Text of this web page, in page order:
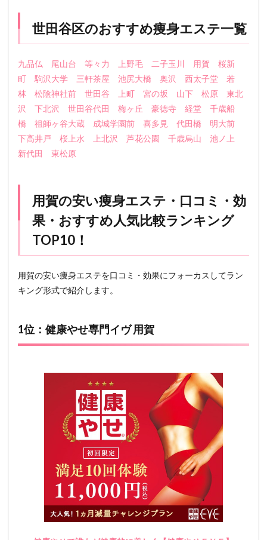
世田谷区のおすすめ痩身エステ一覧
九品仏 尾山台 等々力 上野毛 二子玉川 用賀
桜新
町
駒沢大学 三軒茶屋 池尻大橋 奥沢 西太子堂
若
林
松陰神社前 世田谷 上町 宮の坂 山下 松原
東北
沢
下北沢 世田谷代田 梅ヶ丘 豪徳寺 経堂
千歳船
橋
祖師ヶ谷大蔵 成城学園前 喜多見 代田橋
明大前
下高井戸
桜上水 上北沢 芦花公園 千歳烏山
池ノ上
新代田
東松原
用賀の安い痩身エステ・口コミ・効
果・おすすめ人気比較ランキング
TOP10！
用賀の安い痩身エステを口コミ・効果にフォーカスしてラン
キング形式で紹介します。
1位：健康やせ専門イヴ 用賀